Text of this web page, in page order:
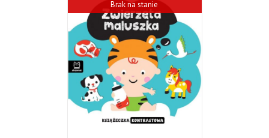
Brak na stanie